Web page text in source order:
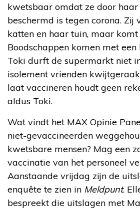
kwetsbaar omdat ze door
beschermd is tegen corona. Zij
katten en haar tuin, maar
Boodschappen komen met
Toki durft de supermarkt niet
isolement vrienden
laat vaccineren houdt geen
aldus Toki.
Wat vindt het MAX Opinie
niet-gevaccineerden
kwetsbare mensen? Mag een
vaccinatie van het personeel
Aanstaande vrijdag zijn de
enquête te zien in Meldpunt.
bespreekt die uitslagen met